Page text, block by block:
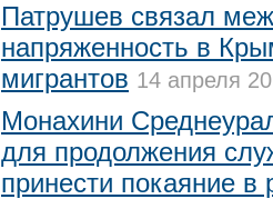
Патрушев связал
напряженность в
мигрантов 14 апреля
Монахини
для продолжения
принести покаяние в